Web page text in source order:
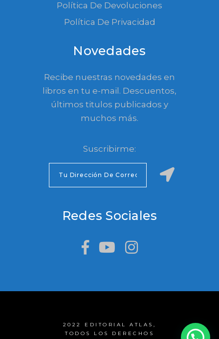
Política De Devoluciones
Política De Privacidad
Novedades
Recibe nuestras novedades en
libros en tu e-mail. Descuentos,
últimos titulos publicados y
muchos más.
Suscribirme:
Redes Sociales
2022 EDITORIAL ATLAS,
TODOS LOS DERECHOS